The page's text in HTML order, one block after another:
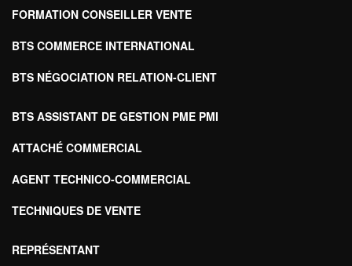
FORMATION CONSEILLER VENTE
BTS COMMERCE INTERNATIONAL
BTS NÉGOCIATION RELATION-CLIENT
BTS ASSISTANT DE GESTION PME PMI
ATTACHÉ COMMERCIAL
AGENT TECHNICO-COMMERCIAL
TECHNIQUES DE VENTE
REPRÉSENTANT